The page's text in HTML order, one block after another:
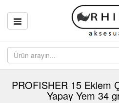
PROFISHER 15 Eklem
Yapay Yem 34